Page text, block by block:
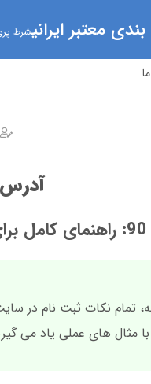
معتبر ایرانیشرط پرو
آدرس